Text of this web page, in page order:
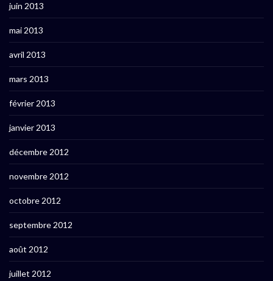
juin 2013
mai 2013
avril 2013
mars 2013
février 2013
janvier 2013
décembre 2012
novembre 2012
octobre 2012
septembre 2012
août 2012
juillet 2012